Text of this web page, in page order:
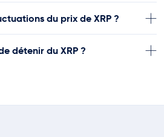
du prix de XRP ?
détenir du XRP ?